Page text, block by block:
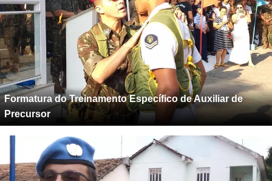
Formatura do Treinamento Específico de Auxiliar de
Precursor